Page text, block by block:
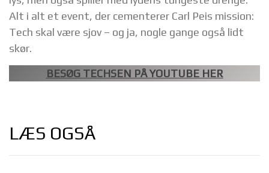
Alt i alt et event, der cementerer Carl Peis mission:
Tech skal være sjov – og ja, nogle gange også lidt
skør.
BESØG TECHSEN PÅ YOUTUBE HER
LÆS OGSÅ